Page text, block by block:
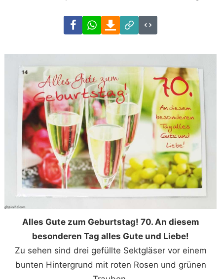
FacebookWhatsAppDownload
Link
Code
Alles Gute zum Geburtstag! 70. An diesem
besonderen Tag alles Gute und Liebe!
Zu sehen sind drei gefüllte Sektgläser vor einem
bunten Hintergrund mit roten Rosen und grünen